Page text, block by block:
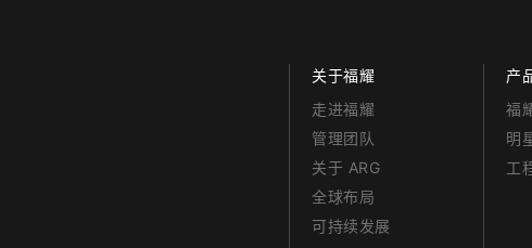
关于福耀
走进福耀
管理团队
关于 ARG
全球布局
可持续发展
产
福
明
工